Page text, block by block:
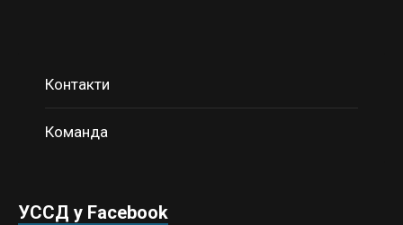
Контакти
Команда
УССД у Facebook